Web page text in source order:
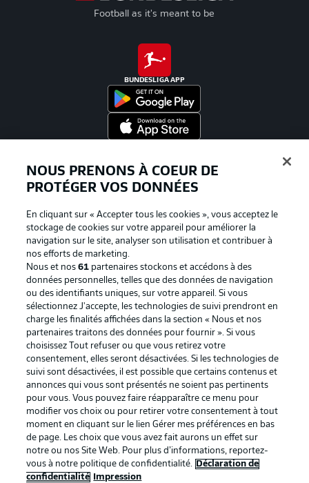
Football as it's meant to be
BUNDESLIGA APP
La publicité Conditions d’utilisation des
Mentions Légales Gérer mes préférences
Déclaration de
confidentialité
Diffuseurs
Travaux Contact
Impression Joueurs
NOUS PRENONS À COEUR DE
PROTÉGER VOS DONNÉES
En cliquant sur « Accepter tous les cookies », vous acceptez le
stockage de cookies sur votre appareil pour améliorer la
navigation sur le site, analyser son utilisation et contribuer à
nos efforts de marketing.
Nous et nos61 partenaires stockons et accédons à des
données personnelles, telles que des données de navigation
ou des identifiants uniques, sur votre appareil. Si vous
sélectionnez J'accepte, les technologies de suivi prendront en
charge les finalités affichées dans la section « Nous et nos
partenaires traitons des données pour fournir ». Si vous
choisissez Tout refuser ou que vous retirez votre
consentement, elles seront désactivées. Si les technologies de
suivi sont désactivées, il est possible que certains contenus et
annonces qui vous sont présentés ne soient pas pertinents
pour vous. Vous pouvez faire réapparaître ce menu pour
modifier vos choix ou pour retirer votre consentement à tout
moment en cliquant sur le lien Gérer mes préférences en bas
de page. Les choix que vous avez fait aurons un effet sur
notre ou nos Site Web. Pour plus d’informations, reportez-
vous à notre politique de confidentialité.
Déclaration de
confidentialité
Impression